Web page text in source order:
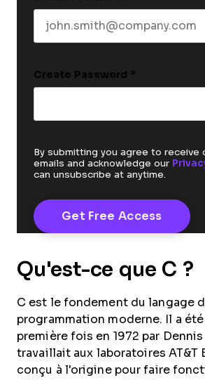
Create Password *
By submitting you agree to receive
emails and acknowledge our
can unsubscribe at anytime.
Qu'est-ce que C ?
C est le fondement du langage
programmation moderne. Il a
première fois en 1972 par
travaillait aux laboratoires AT&T
conçu à l'origine pour faire